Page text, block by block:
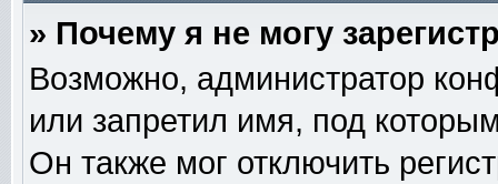
» Почему я не могу
Возможно, администратор
или запретил имя, под
Он также мог отключить